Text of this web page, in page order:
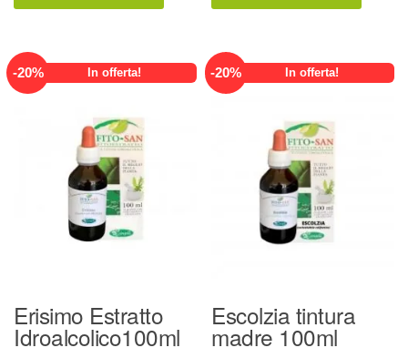
era:
è:
era:
è:
-20% In offerta!
Erisimo Estratto
Idroalcolico100ml
-20% In offerta!
Escolzia tintura
madre 100ml